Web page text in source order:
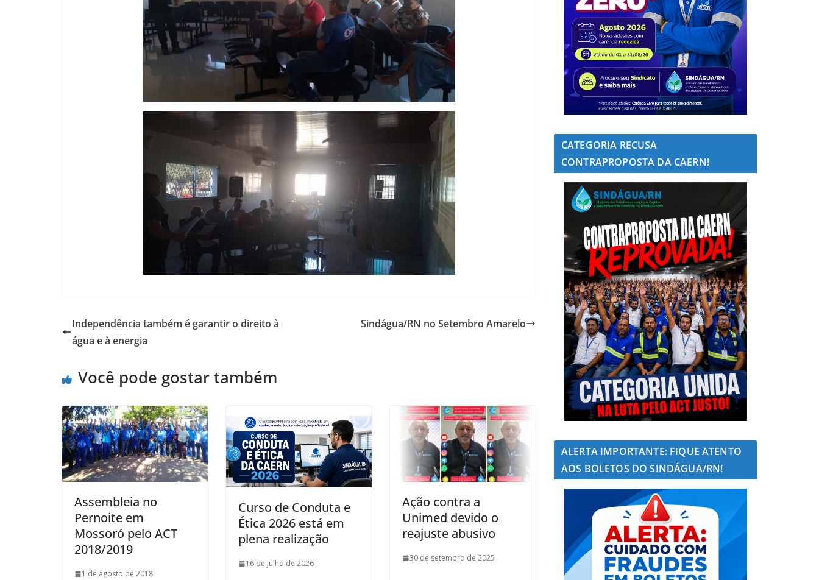
Independência também é garantir o direito à
água e à energia
Sindágua/RN no Setembro Amarelo
Você pode gostar também
Assembleia no
Pernoite em
Mossoró pelo ACT
2018/2019
1 de agosto de 2018
Curso de Conduta e
Ética 2026 está em
plena realização
16 de julho de 2026
Ação contra a
Unimed devido o
reajuste abusivo
30 de setembro de 2025
CATEGORIA RECUSA
CONTRAPROPOSTA DA CAERN!
ALERTA IMPORTANTE: FIQUE ATENTO
AOS BOLETOS DO SINDÁGUA/RN!